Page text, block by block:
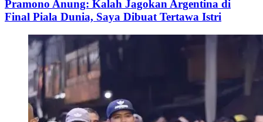
Pramono Anung: Kalah Jagokan Argentina di
Final Piala Dunia, Saya Dibuat Tertawa Istri